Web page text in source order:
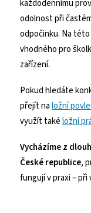
každodennímu
odolnost při
odpočinku. Na
vhodného pro
zařízení.
Pokud hledáte
přejít naložní
využít takéložní
Vycházíme z
České republice,
fungují v praxi – při